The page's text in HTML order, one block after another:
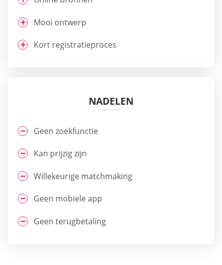
Mooi ontwerp
Kort registratieproces
NADELEN
Geen zoekfunctie
Kan prijzig zijn
Willekeurige matchmaking
Geen mobiele app
Geen terugbetaling